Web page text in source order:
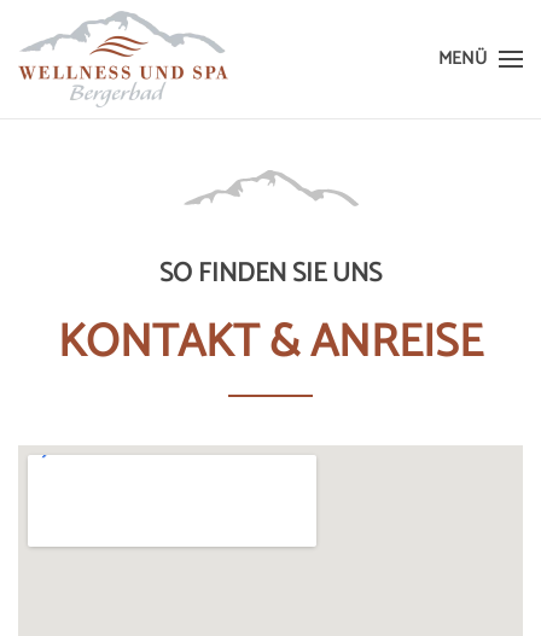
Skip
to
MENÜ
SO FINDEN SIE UNS
KONTAKT & ANREISE